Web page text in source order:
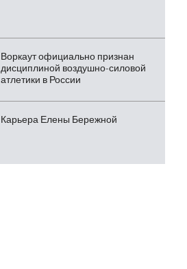
Воркаут официально признан
дисциплиной воздушно-силовой
атлетики в России
Карьера Елены Бережной